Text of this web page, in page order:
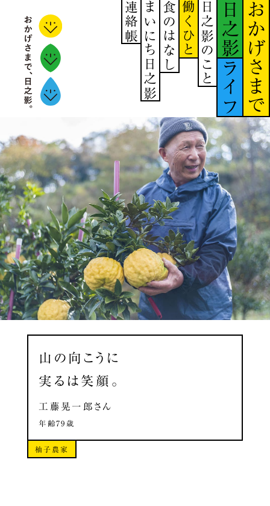
おかげさまで
日之影
ライフ
日之影のこと
働くひと
食のはなし
まいにち日之影
連絡帳
山の向こうに
実るは笑顔。
工藤晃一郎さん
年齢79歳
柚子農家